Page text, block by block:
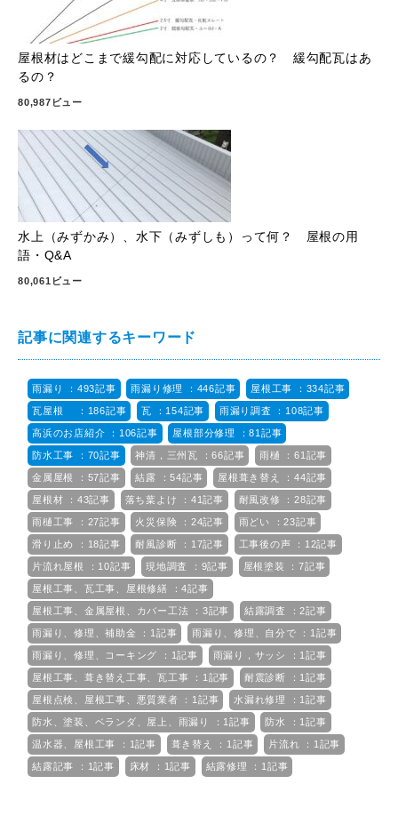
屋根材はどこまで緩勾配に対応しているの？ 緩勾配瓦はあ
るの？
80,987ビュー
水上（みずかみ）、水下（みずしも）って何？ 屋根の用
語・Q&A
80,061ビュー
記事に関連するキーワード
雨漏り ：493記事 雨漏り修理 ：446記事 屋根工事 ：334記事
瓦屋根 ：186記事 瓦 ：154記事 雨漏り調査 ：108記事
高浜のお店紹介 ：106記事 屋根部分修理 ：81記事
防水工事 ：70記事 神清，三州瓦 ：66記事 雨樋 ：61記事
金属屋根 ：57記事 結露 ：54記事 屋根葺き替え ：44記事
屋根材 ：43記事 落ち葉よけ ：41記事 耐風改修 ：28記事
雨樋工事 ：27記事 火災保険 ：24記事 雨どい ：23記事
滑り止め ：18記事 耐風診断 ：17記事 工事後の声 ：12記事
片流れ屋根 ：10記事 現地調査 ：9記事 屋根塗装 ：7記事
屋根工事、瓦工事、屋根修繕 ：4記事
屋根工事、金属屋根、カバー工法 ：3記事 結露調査 ：2記事
雨漏り、修理、補助金 ：1記事 雨漏り、修理、自分で ：1記事
雨漏り、修理、コーキング ：1記事 雨漏り，サッシ ：1記事
屋根工事、葺き替え工事、瓦工事 ：1記事 耐震診断 ：1記事
屋根点検、屋根工事、悪質業者 ：1記事 水漏れ修理 ：1記事
防水、塗装、ベランダ、屋上、雨漏り ：1記事 防水 ：1記事
温水器、屋根工事 ：1記事 葺き替え ：1記事 片流れ ：1記事
結露記事 ：1記事 床材 ：1記事 結露修理 ：1記事